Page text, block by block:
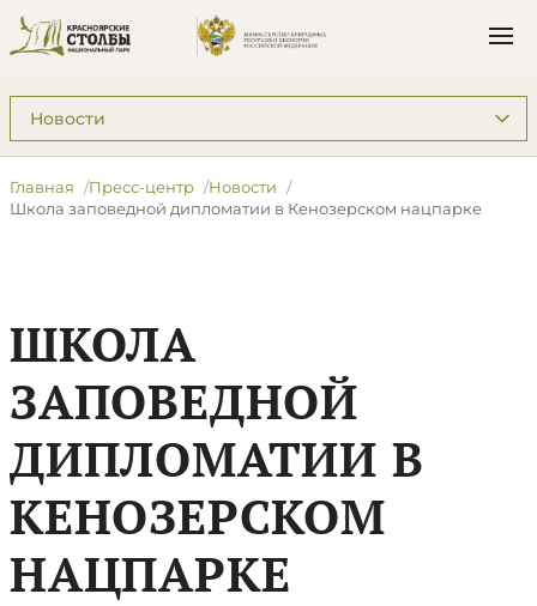
Подразделы: Пресс-центр
Главная Пресс-центр
Новости
Школа заповедной дипломатии в Кенозерском нацпарке
ШКОЛА
ЗАПОВЕДНОЙ
ДИПЛОМАТИИ В
КЕНОЗЕРСКОМ
НАЦПАРКЕ